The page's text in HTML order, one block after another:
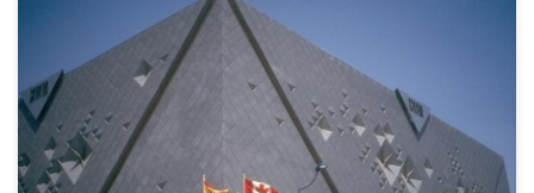
Los canadienses ya eran expertos en lo que a Exposiciones
Universales se refiere, como demostraron en Montreal en 1967
y en Vancouver 1986, antes de la Exposición Universal de
Sevilla 1992. En Sevilla presentaron la más avanzada
tecnología de exhibición de la época. Bing Thom, arquitecto